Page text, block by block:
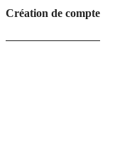
Création de compte